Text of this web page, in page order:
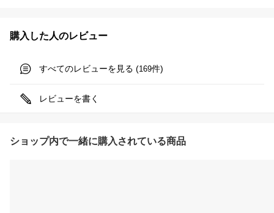
購入した人のレビュー
すべてのレビューを見る (169件)
レビューを書く
ショップ内で一緒に購入されている商品